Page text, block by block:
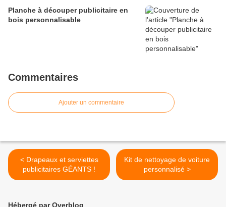
Planche à découper publicitaire en
bois personnalisable
Commentaires
Ajouter un commentaire
< Drapeaux et serviettes
publicitaires GÉANTS !
Kit de nettoyage de voiture
personnalisé >
Hébergé par Overblog